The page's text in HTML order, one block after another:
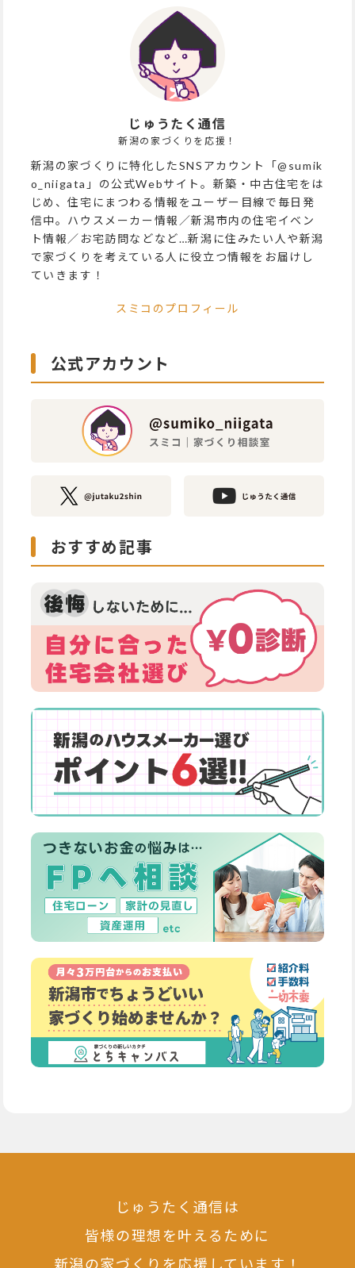
じゅうたく通信
新潟の家づくりを応援！
新潟の家づくりに特化したSNSアカウント「@sumik
o_niigata」の公式Webサイト。新築・中古住宅をは
じめ、住宅にまつわる情報をユーザー目線で毎日発
信中。ハウスメーカー情報／新潟市内の住宅イベン
ト情報／お宅訪問などなど…新潟に住みたい人や新潟
で家づくりを考えている人に役立つ情報をお届けし
ていきます！
スミコのプロフィール
公式アカウント
おすすめ記事
じゅうたく通信は
皆様の理想を叶えるために
新潟の家づくりを応援しています！